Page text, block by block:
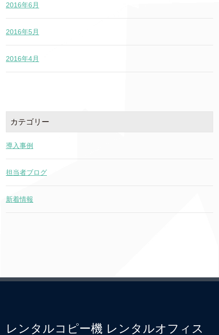
2016年6月
2016年5月
2016年4月
カテゴリー
導入事例
担当者ブログ
新着情報
レンタルコピー機 レンタルオフィス